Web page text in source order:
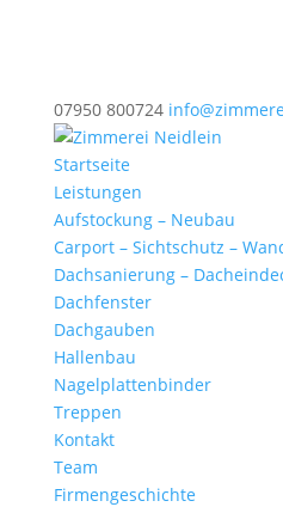
07950 800724
Startseite
Leistungen
Aufstockung – Neubau
Carport – Sichtschutz –
Dachsanierung –
Dachfenster
Dachgauben
Hallenbau
Nagelplattenbinder
Treppen
Kontakt
Team
Firmengeschichte